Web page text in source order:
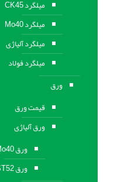
میلگرد CK45
میلگرد Mo40
میلگرد آلیاژی
میلگرد فولاد
ورق
قیمت ورق
ورق آلیاژی
ورق Mo40
ورق ST52